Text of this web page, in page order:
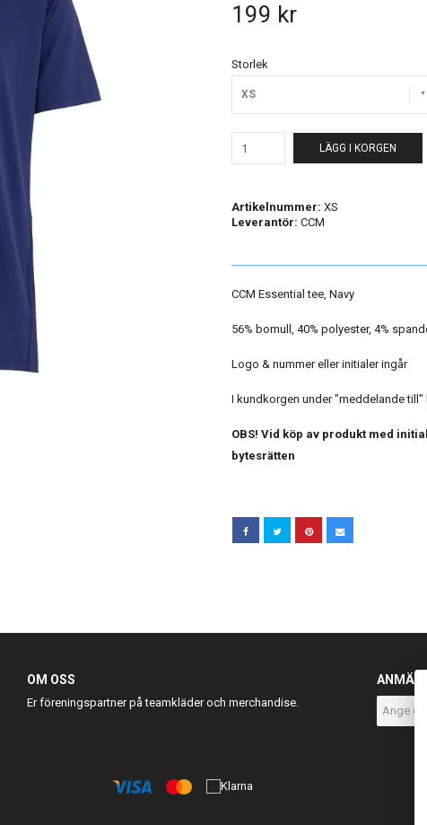
199 kr
Storlek
XS
LÄGG I KORGEN
Artikelnummer: XS
Leverantör: CCM
CCM Essential tee, Navy
56% bomull, 40% polyester, 4%
Logo & nummer eller initialer ingår
I kundkorgen under "meddelande
OBS! Vid köp av produkt med
bytesrätten
OM OSS
Er föreningspartner på teamkläder och merchandise.
ANMÄL